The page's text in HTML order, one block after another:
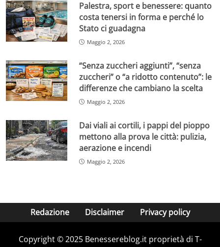
Palestra, sport e benessere: quanto
costa tenersi in forma e perché lo
Stato ci guadagna
Maggio 2, 2026
“Senza zuccheri aggiunti”, “senza
zuccheri” o “a ridotto contenuto”: le
differenze che cambiano la scelta
Maggio 2, 2026
Dai viali ai cortili, i pappi del pioppo
mettono alla prova le città: pulizia,
aerazione e incendi
Maggio 2, 2026
Redazione Disclaimer Privacy policy
Copyright © 2025 Benessereblog.it proprietà di T-